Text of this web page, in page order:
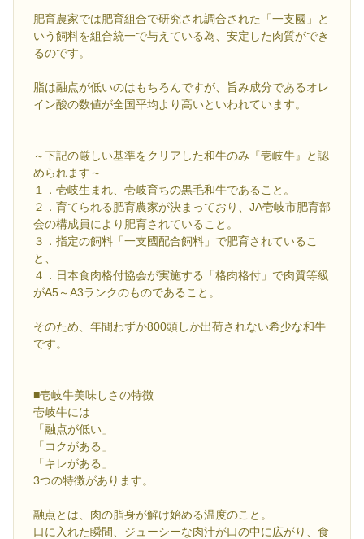
肥育農家では肥育組合で研究され調合された「一支國」と
いう飼料を組合統一で与えている為、安定した肉質ができ
るのです。
脂は融点が低いのはもちろんですが、旨み成分であるオレ
イン酸の数値が全国平均より高いといわれています。
～下記の厳しい基準をクリアした和牛のみ『壱岐牛』と認
められます～
１．壱岐生まれ、壱岐育ちの黒毛和牛であること。
２．育てられる肥育農家が決まっており、JA壱岐市肥育部
会の構成員により肥育されていること。
３．指定の飼料「一支國配合飼料」で肥育されているこ
と、
４．日本食肉格付協会が実施する「格肉格付」で肉質等級
がA5～A3ランクのものであること。
そのため、年間わずか800頭しか出荷されない希少な和牛
です。
■壱岐牛美味しさの特徴
壱岐牛には
「融点が低い」
「コクがある」
「キレがある」
3つの特徴があります。
融点とは、肉の脂身が解け始める温度のこと。
口に入れた瞬間、ジューシーな肉汁が口の中に広がり、食